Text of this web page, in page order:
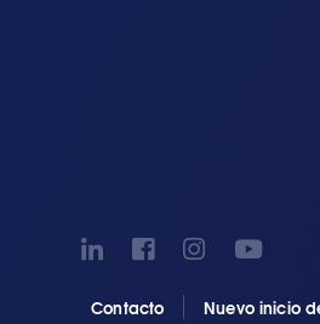
Contacto Nuevo inicio